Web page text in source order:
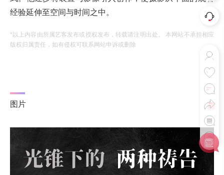
经验延伸至空间与时间之中。
*以上内容由所属艺客发布或授权发布，转载请注明出处。 本网站不承担相应
版权归属责任，如有侵权可联系网站申诉或删除
图片